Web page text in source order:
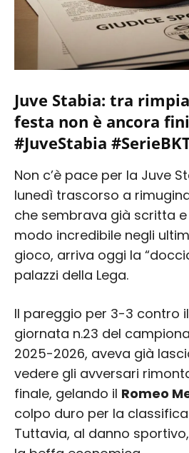
Juve Stabia: tra
festa non è ancora
#JuveStabia
Non c’è pace per la Juve
lunedì trascorso a
che sembrava già scritta
modo incredibile negli
gioco, arriva oggi la
palazzi della Lega.
Il pareggio per 3-3 contro
giornata n.23 del
2025-2026, aveva già
vedere gli avversari
finale, gelando il Romeo
colpo duro per la
Tuttavia, al danno